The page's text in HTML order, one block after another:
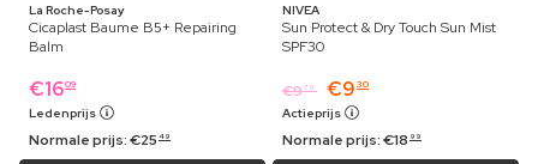
La Roche-Posay
Cicaplast Baume B5+ Repairing
Balm
€1609
Ledenprijs
Normale prijs:€25 49
NIVEA
Sun Protect & Dry Touch Sun Mist
SPF30
€979 €9 30
Actieprijs
Normale prijs:€18 99